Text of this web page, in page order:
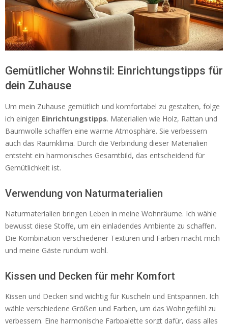
Gemütlicher Wohnstil: Einrichtungstipps für
dein Zuhause
Um mein Zuhause gemütlich und komfortabel zu gestalten, folge
ich einigen Einrichtungstipps. Materialien wie Holz, Rattan und
Baumwolle schaffen eine warme Atmosphäre. Sie verbessern
auch das Raumklima. Durch die Verbindung dieser Materialien
entsteht ein harmonisches Gesamtbild, das entscheidend für
Gemütlichkeit ist.
Verwendung von Naturmaterialien
Naturmaterialien bringen Leben in meine Wohnräume. Ich wähle
bewusst diese Stoffe, um ein einladendes Ambiente zu schaffen.
Die Kombination verschiedener Texturen und Farben macht mich
und meine Gäste rundum wohl.
Kissen und Decken für mehr Komfort
Kissen und Decken sind wichtig für Kuscheln und Entspannen. Ich
wähle verschiedene Größen und Farben, um das Wohngefühl zu
verbessern. Eine harmonische Farbpalette sorgt dafür, dass alles